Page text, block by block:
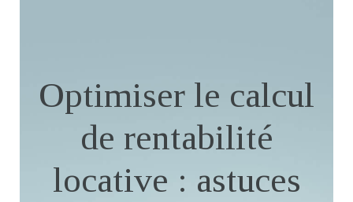
Optimiser le calcul
de rentabilité
locative : astuces